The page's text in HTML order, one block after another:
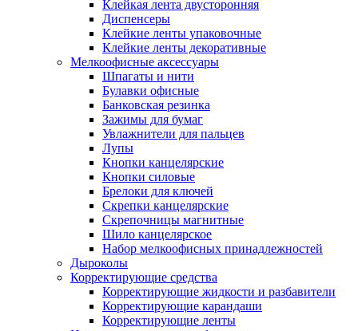
Клейкая лента двусторонняя
Диспенсеры
Клейкие ленты упаковочные
Клейкие ленты декоративные
Мелкоофисные аксессуары
Шпагаты и нити
Булавки офисные
Банковская резинка
Зажимы для бумаг
Увлажнители для пальцев
Лупы
Кнопки канцелярские
Кнопки силовые
Брелоки для ключей
Скрепки канцелярские
Скрепочницы магнитные
Шило канцелярское
Набор мелкоофисных принадлежностей
Дыроколы
Корректирующие средства
Корректирующие жидкости и разбавители
Корректирующие карандаши
Корректирующие ленты